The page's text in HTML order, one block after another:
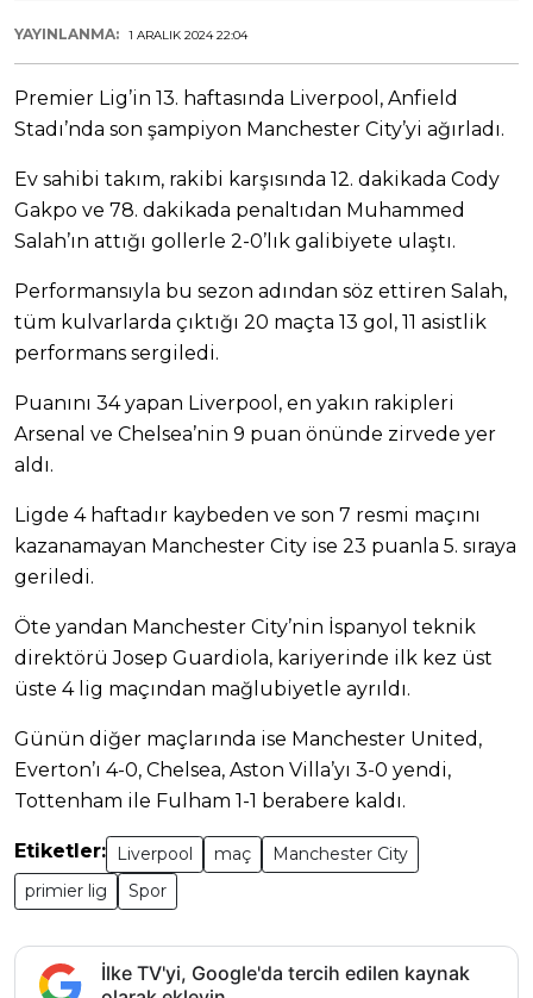
YAYINLANMA: 1 ARALIK 2024 22:04
Premier Lig’in 13. haftasında Liverpool, Anfield
Stadı’nda son şampiyon Manchester City’yi ağırladı.
Ev sahibi takım, rakibi karşısında 12. dakikada Cody
Gakpo ve 78. dakikada penaltıdan Muhammed
Salah’ın attığı gollerle 2-0’lık galibiyete ulaştı.
Performansıyla bu sezon adından söz ettiren Salah,
tüm kulvarlarda çıktığı 20 maçta 13 gol, 11 asistlik
performans sergiledi.
Puanını 34 yapan Liverpool, en yakın rakipleri
Arsenal ve Chelsea’nin 9 puan önünde zirvede yer
aldı.
Ligde 4 haftadır kaybeden ve son 7 resmi maçını
kazanamayan Manchester City ise 23 puanla 5. sıraya
geriledi.
Öte yandan Manchester City’nin İspanyol teknik
direktörü Josep Guardiola, kariyerinde ilk kez üst
üste 4 lig maçından mağlubiyetle ayrıldı.
Günün diğer maçlarında ise Manchester United,
Everton’ı 4-0, Chelsea, Aston Villa’yı 3-0 yendi,
Tottenham ile Fulham 1-1 berabere kaldı.
Etiketler: Liverpool maç
Manchester City
primier lig
Spor
İlke TV'yi, Google'da tercih edilen kaynak